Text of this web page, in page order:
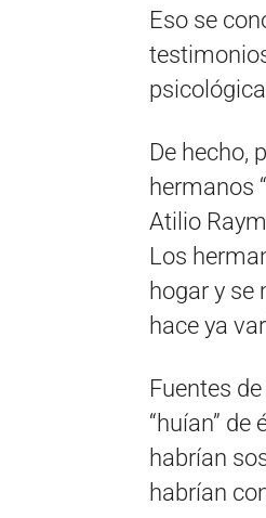
Eso se
De hecho,
hermanos
Atilio
Los
hogar y
hace ya
Fuentes
“huían”
habrían
habrían